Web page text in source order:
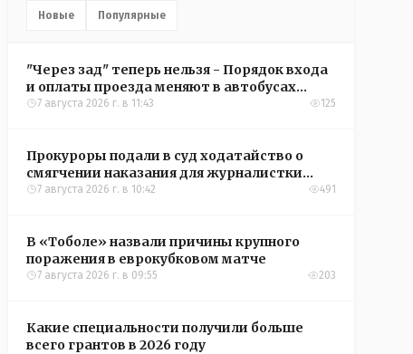
Новые Популярные
"Через зад" теперь нельзя - Порядок входа
и оплаты проезда меняют в автобусах
Рудного
7 августа 2026 г. в 11:43 125
Прокуроры подали в суд ходатайство о
смягчении наказания для журналистки
Александры Алёховой
7 августа 2026 г. в 10:42 491
В «Тоболе» назвали причины крупного
поражения в еврокубковом матче
7 августа 2026 г. в 09:55 203
Какие специальности получили больше
всего грантов в 2026 году